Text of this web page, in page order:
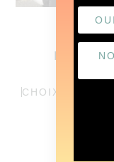
POLO
CHOIX DES